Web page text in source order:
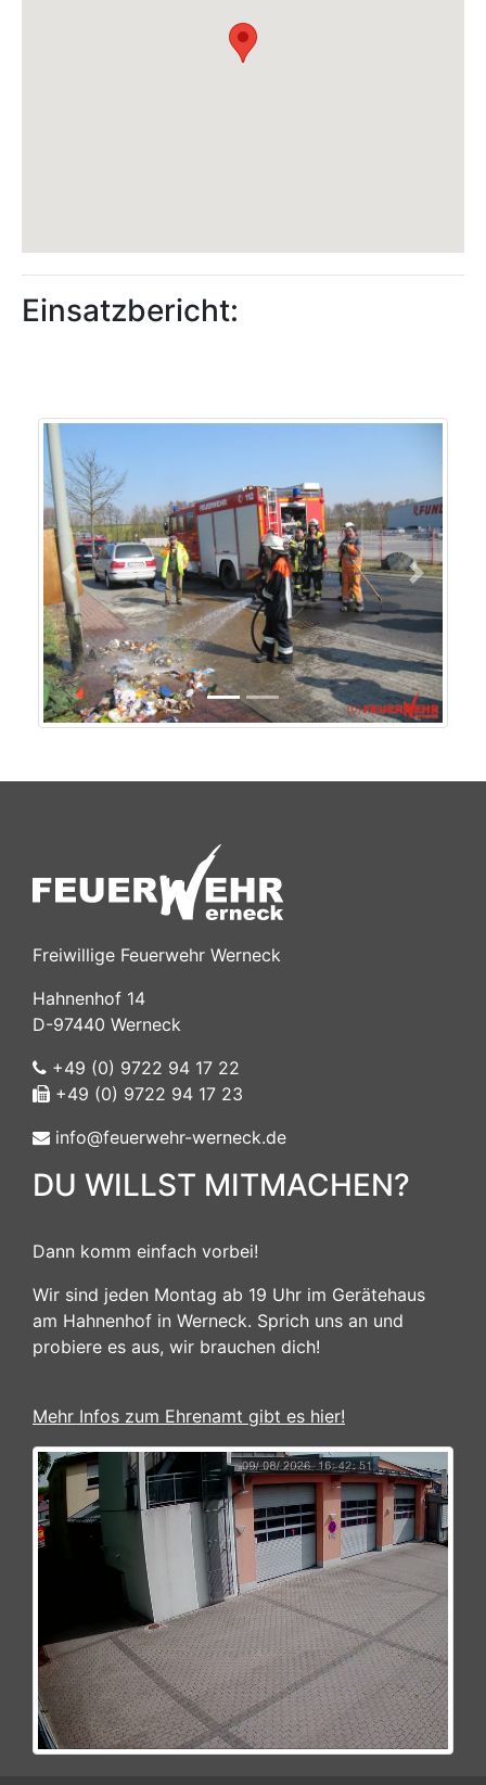
Einsatzbericht:
Previous Next
Freiwillige Feuerwehr Werneck
Hahnenhof 14
D-97440 Werneck
+49 (0) 9722 94 17 22
+49 (0) 9722 94 17 23
info@feuerwehr-werneck.de
DU WILLST MITMACHEN?
Dann komm einfach vorbei!
Wir sind jeden Montag ab 19 Uhr im Gerätehaus
am Hahnenhof in Werneck. Sprich uns an und
probiere es aus, wir brauchen dich!
Mehr Infos zum Ehrenamt gibt es hier!